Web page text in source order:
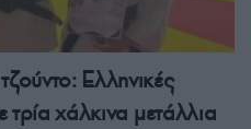
Ελληνικές
τρία χάλκινα μετάλλια